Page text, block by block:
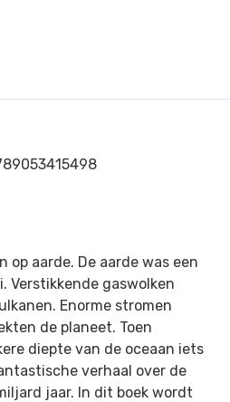
op aarde. De aarde was een
Verstikkende gaswolken
Enorme stromen
de planeet. Toen
diepte van de oceaan iets
verhaal over de
jaar. In dit boek wordt